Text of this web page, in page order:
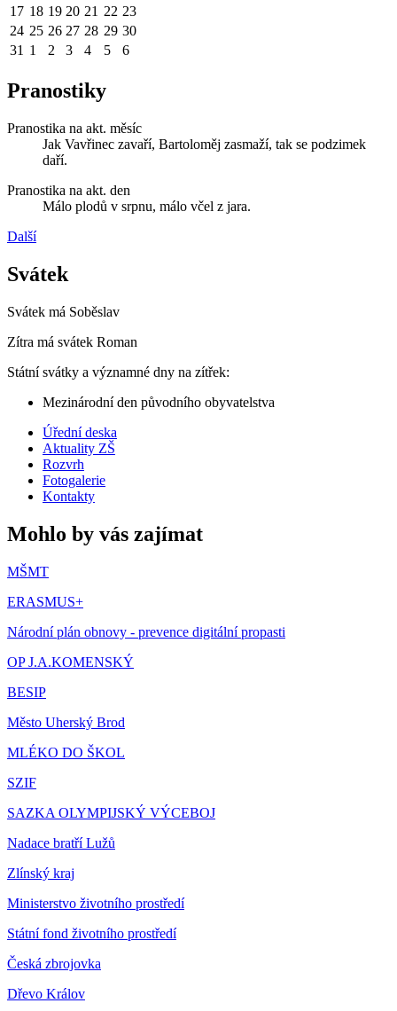
17 18 19 20 21 22 23
24 25 26 27 28 29 30
31 1 2 3 4 5 6
Pranostiky
Pranostika na akt. měsíc
Jak Vavřinec zavaří, Bartoloměj zasmaží, tak se podzimek
daří.
Pranostika na akt. den
Málo plodů v srpnu, málo včel z jara.
Další
Svátek
Svátek má Soběslav
Zítra má svátek Roman
Státní svátky a významné dny na zítřek:
Mezinárodní den původního obyvatelstva
Úřední deska
Aktuality ZŠ
Rozvrh
Fotogalerie
Kontakty
Mohlo by vás zajímat
MŠMT
ERASMUS+
Národní plán obnovy - prevence digitální propasti
OP J.A.KOMENSKÝ
BESIP
Město Uherský Brod
MLÉKO DO ŠKOL
SZIF
SAZKA OLYMPIJSKÝ VÝCEBOJ
Nadace bratří Lužů
Zlínský kraj
Ministerstvo životního prostředí
Státní fond životního prostředí
Česká zbrojovka
Dřevo Králov